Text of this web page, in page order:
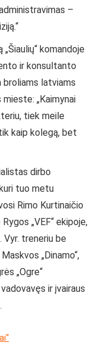
–
komandoje
ir konsultanto
broliams latviams
„Kaimynai
tiek meile
kaip kolegą, bet
dirbo
tuo metu
Rimo Kurtinaičio
„VEF“ ekipoje,
Vyr. treneriu be
„Dinamo“,
„Ogre“
ir įvairaus